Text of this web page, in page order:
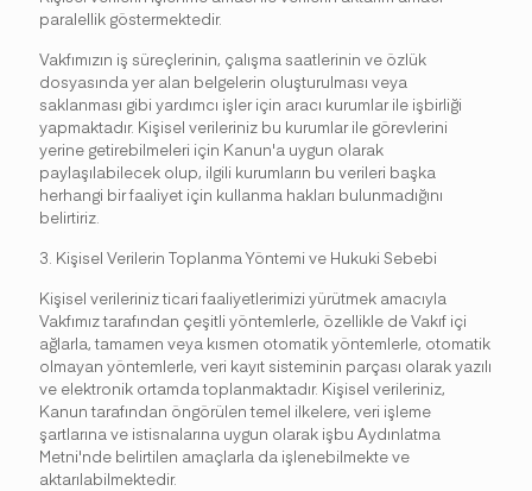
paralellik göstermektedir.
Vakfımızın iş süreçlerinin, çalışma saatlerinin ve özlük
dosyasında yer alan belgelerin oluşturulması veya
saklanması gibi yardımcı işler için aracı kurumlar ile işbirliği
yapmaktadır. Kişisel verileriniz bu kurumlar ile görevlerini
yerine getirebilmeleri için Kanun'a uygun olarak
paylaşılabilecek olup, ilgili kurumların bu verileri başka
herhangi bir faaliyet için kullanma hakları bulunmadığını
belirtiriz.
3. Kişisel Verilerin Toplanma Yöntemi ve Hukuki Sebebi
Kişisel verileriniz ticari faaliyetlerimizi yürütmek amacıyla
Vakfımız tarafından çeşitli yöntemlerle, özellikle de Vakıf içi
ağlarla, tamamen veya kısmen otomatik yöntemlerle, otomatik
olmayan yöntemlerle, veri kayıt sisteminin parçası olarak yazılı
ve elektronik ortamda toplanmaktadır. Kişisel verileriniz,
Kanun tarafından öngörülen temel ilkelere, veri işleme
şartlarına ve istisnalarına uygun olarak işbu Aydınlatma
Metni'nde belirtilen amaçlarla da işlenebilmekte ve
aktarılabilmektedir.